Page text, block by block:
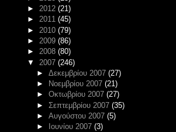
► 2012 (21)
► 2011 (45)
► 2010 (79)
► 2009 (86)
► 2008 (80)
▼ 2007 (246)
► Δεκεμβρίου 2007 (27)
►
Νοεμβρίου 2007 (21)
► Οκτωβρίου 2007 (27)
► Σεπτεμβρίου 2007 (35)
► Αυγούστου 2007 (5)
►
Ιουνίου 2007 (3)